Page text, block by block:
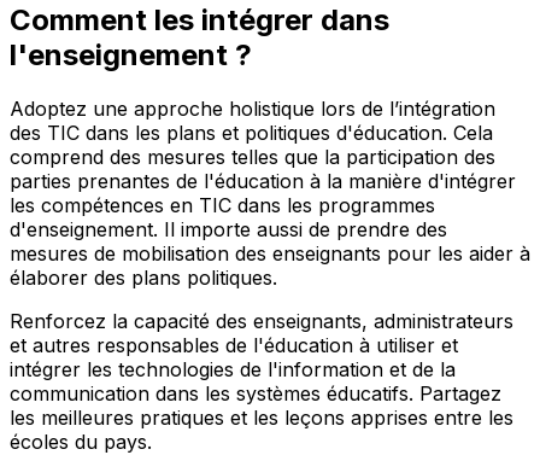
Comment les intégrer dans
l'enseignement ?
Adoptez une approche holistique lors de l’intégration
des TIC dans les plans et politiques d'éducation. Cela
comprend des mesures telles que la participation des
parties prenantes de l'éducation à la manière d'intégrer
les compétences en TIC dans les programmes
d'enseignement. Il importe aussi de prendre des
mesures de mobilisation des enseignants pour les aider à
élaborer des plans politiques.
Renforcez la capacité des enseignants, administrateurs
et autres responsables de l'éducation à utiliser et
intégrer les technologies de l'information et de la
communication dans les systèmes éducatifs. Partagez
les meilleures pratiques et les leçons apprises entre les
écoles du pays.